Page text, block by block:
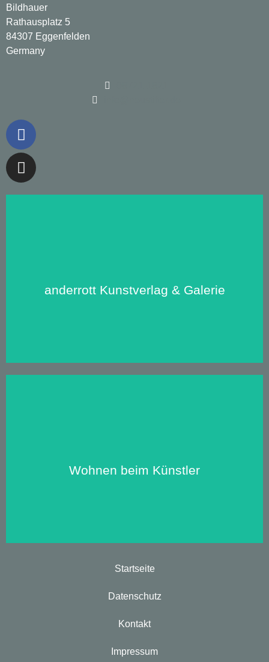
Bildhauer
Rathausplatz 5
84307 Eggenfelden
Germany
anderrott Kunstverlag & Galerie
Wohnen beim Künstler
Startseite
Datenschutz
Kontakt
Impressum
Grabzeichen